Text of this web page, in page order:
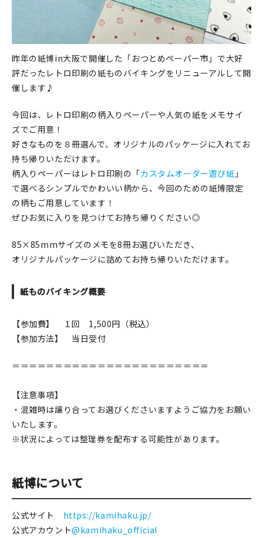
昨年の紙博in大阪で開催した「おつとめペーパー市」で大好
評だったレトロ印刷の紙ものバイキングをリニューアルして開
催します♪
今回は、レトロ印刷の柄入りペーパーや人気の紙をメモサイ
ズでご用意！
好きなものを８冊選んで、オリジナルのパッケージに入れてお
持ち帰りいただけます。
柄入りペーパーはレトロ印刷の「カスタムオーダー遊び紙 」
で選べるシンプルでかわいい柄から、今回のための紙博限定
の柄もご用意しています！
ぜひお気に入りを見つけてお持ち帰りください◎
85×85mmサイズのメモを8冊お選びいただき、
オリジナルパッケージに詰めてお持ち帰りいただけます。
紙ものバイキング概要
【参加費】 １回 1,500円（税込）
【参加方法】 当日受付
＝＝＝＝＝＝＝＝＝＝＝＝＝＝＝＝＝＝＝＝＝＝＝
【注意事項】
・混雑時は譲り合ってお選びくださいますようご協力をお願い
いたします。
※状況によっては整理券を配布する可能性があります。
紙博について
公式サイト https://kamihaku.jp/
公式アカウント@kamihaku_official